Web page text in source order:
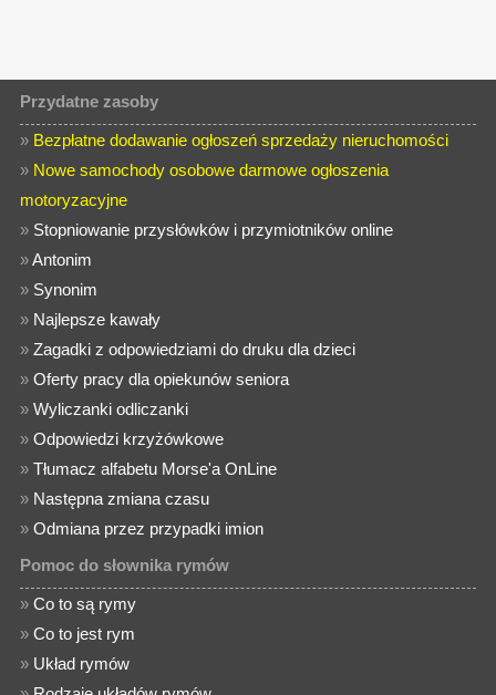
Przydatne zasoby
» Bezpłatne dodawanie ogłoszeń sprzedaży nieruchomości
» Nowe samochody osobowe darmowe ogłoszenia
motoryzacyjne
» Stopniowanie przysłówków i przymiotników online
»Antonim
» Synonim
» Najlepsze kawały
»Zagadki z odpowiedziami do druku dla dzieci
»Oferty pracy dla opiekunów seniora
»Wyliczanki odliczanki
»Odpowiedzi krzyżówkowe
»Tłumacz alfabetu Morse'a OnLine
» Następna zmiana czasu
»Odmiana przez przypadki imion
Pomoc do słownika rymów
»Co to są rymy
»Co to jest rym
» Układ rymów